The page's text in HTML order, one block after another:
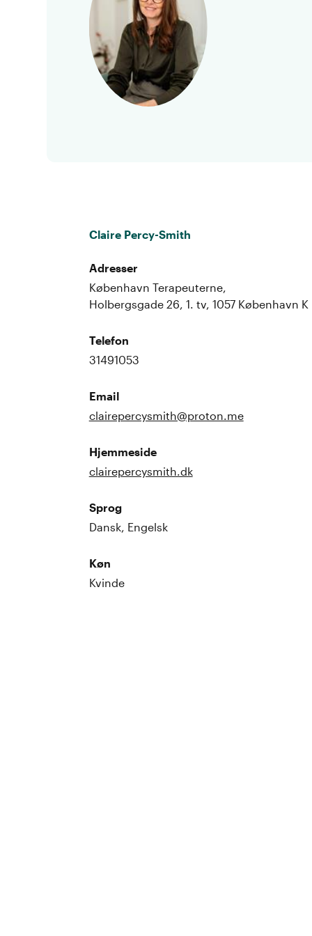
Claire Percy-Smith
Adresser
København Terapeuterne,
Holbergsgade 26, 1. tv, 1057 København K
Telefon
31491053
Email
clairepercysmith@proton.me
Hjemmeside
clairepercysmith.dk
Sprog
Dansk, Engelsk
Køn
Kvinde